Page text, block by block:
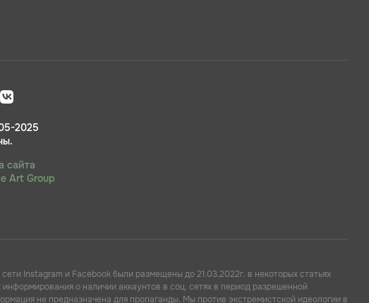
2025
сайта
Art Group
Instagram и Facebook были размещены до 21.03.2022г. в некоторых статьях
информирования о наличии аккаунтов в соц. сетях в период разрешенной
не предназначена для пропаганды. Мы против экстремистской идеологии в